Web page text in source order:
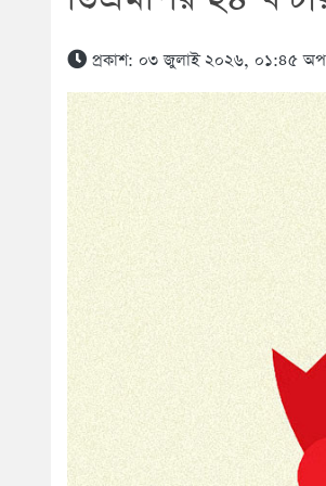
প্রকাশ: ০৩ জুলাই ২০২৬, ০১:৪৫